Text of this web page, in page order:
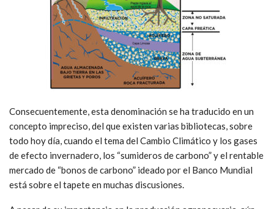
Consecuentemente, esta denominación se ha traducido en un
concepto impreciso, del que existen varias bibliotecas, sobre
todo hoy día, cuando el tema del Cambio Climático y los gases
de efecto invernadero, los “sumideros de carbono” y el rentable
mercado de “bonos de carbono” ideado por el Banco Mundial
está sobre el tapete en muchas discusiones.